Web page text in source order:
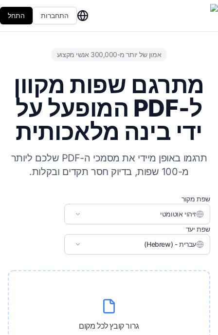
התחברות התחל
אמון של יותר מ-300,000 אנשי מקצוע
מתרגם שפות מקוון
ל-PDF המופעל על
ידי בינה מלאכותית
תרגמו באופן מיידי את מסמכי ה-PDF שלכם ליותר
מ-100 שפות, בדיוק חסר תקדים ובקלות.
שפת מקור
זיהוי אוטומטי
שפת יעד
עברית - (Hebrew)
גרור קובץ לכל מקום